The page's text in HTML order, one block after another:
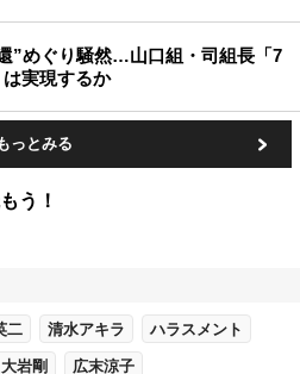
”めぐり騒然…山口組・司組長「7
実現するか
っとみる
う！
二 清水アキラ ハラスメント
大岩剛 広末涼子